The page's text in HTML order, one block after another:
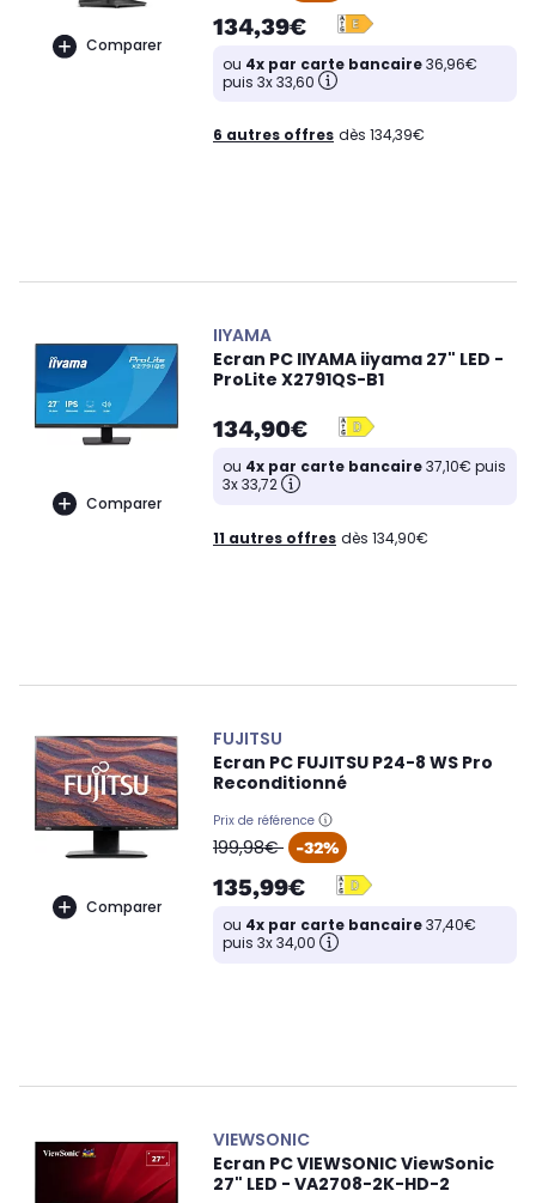
Comparer
134,39€
ou 4x par carte bancaire36,96€
puis 3x 33,60
6 autres offres dès 134,39€
Comparer
IIYAMA
Ecran PC IIYAMA iiyama 27" LED -
ProLite X2791QS-B1
134,90€
ou 4x par carte bancaire37,10€ puis
3x 33,72
11 autres offres dès 134,90€
Comparer
FUJITSU
Ecran PC FUJITSU P24-8 WS Pro
Reconditionné
Prix de référence
oldPrice
199,98€ -32%
135,99€
ou 4x par carte bancaire37,40€
puis 3x 34,00
VIEWSONIC
Ecran PC VIEWSONIC ViewSonic
27" LED - VA2708-2K-HD-2